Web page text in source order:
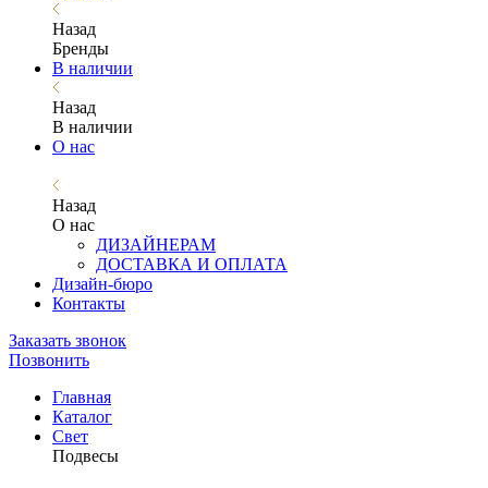
Назад
Бренды
В наличии
Назад
В наличии
О нас
Назад
О нас
ДИЗАЙНЕРАМ
ДОСТАВКА И ОПЛАТА
Дизайн-бюро
Контакты
Заказать звонок
Позвонить
Главная
Каталог
Свет
Подвесы